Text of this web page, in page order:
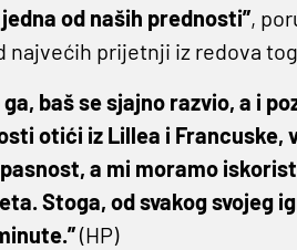
od naših prednosti”,
najvećih prijetnji iz redova
ga, baš se sjajno razvio, a i
otići iz Lillea i Francuske,
a mi moramo
Stoga, od svakog svojeg
(HP)